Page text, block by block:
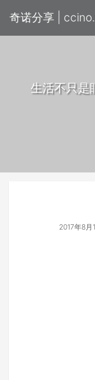
奇诺分享 |
生活不只是
2017年8月